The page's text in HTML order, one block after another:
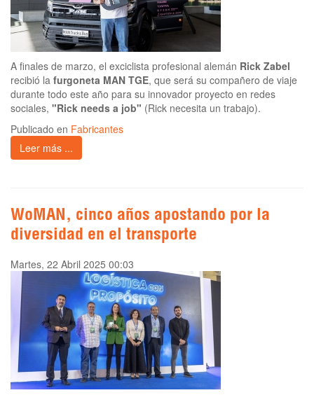
A finales de marzo, el exciclista profesional alemán Rick Zabel
recibió la furgoneta MAN TGE, que será su compañero de viaje
durante todo este año para su innovador proyecto en redes
sociales, "Rick needs a job" (Rick necesita un trabajo).
Publicado en Fabricantes
Leer más ...
WoMAN, cinco años apostando por la
diversidad en el transporte
Martes, 22 Abril 2025 00:03